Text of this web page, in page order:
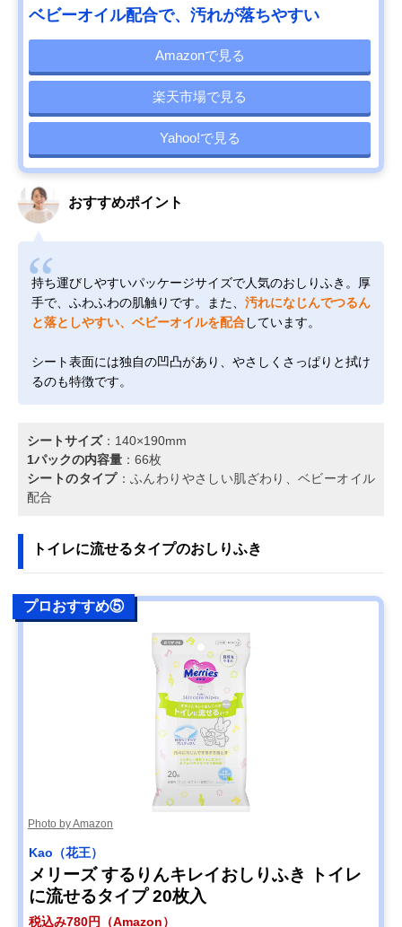
ベビーオイル配合で、汚れが落ちやすい
Amazonで見る
楽天市場で見る
Yahoo!で見る
おすすめポイント
持ち運びしやすいパッケージサイズで人気のおしりふき。厚
手で、ふわふわの肌触りです。また、 汚れになじんでつるん
と落としやすい、ベビーオイルを配合しています。
シート表面には独自の凹凸があり、やさしくさっぱりと拭け
るのも特徴です。
シートサイズ：140×190mm
1パックの内容量 ：66枚
シートのタイプ：ふんわりやさしい肌ざわり、ベビーオイル
配合
トイレに流せるタイプのおしりふき
プロおすすめ⑤
Photo by Amazon
Kao（花王）
メリーズ するりんキレイおしりふき トイレ
に流せるタイプ 20枚入
税込み780円（Amazon）